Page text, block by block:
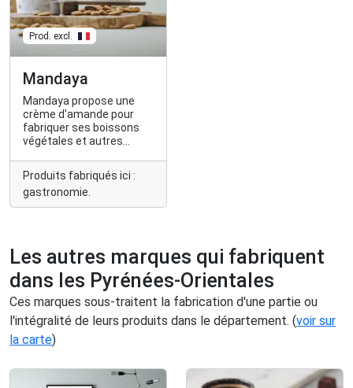
Prod. excl.
Mandaya
Mandaya propose une
crème d'amande pour
fabriquer ses boissons
végétales et autres
d'amandes cultivées
dans les Pyrénées
Orientales.
Produits fabriqués ici :
gastronomie.
Les autres marques qui fabriquent
dans les Pyrénées-Orientales
Ces marques sous-traitent la fabrication d'une partie ou
l'intégralité de leurs produits dans le département. (voir sur
la carte)